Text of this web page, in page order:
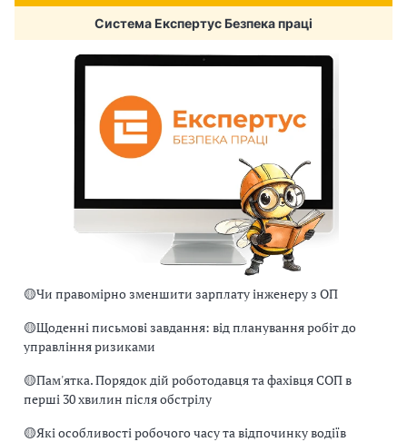
Система Експертус Безпека праці
🟡Чи правомірно зменшити зарплату інженеру з ОП
🟡Щоденні письмові завдання: від планування робіт до
управління ризиками
🟡Пам'ятка. Порядок дій роботодавця та фахівця СОП в
перші 30 хвилин після обстрілу
🟡Які особливості робочого часу та відпочинку водіїв